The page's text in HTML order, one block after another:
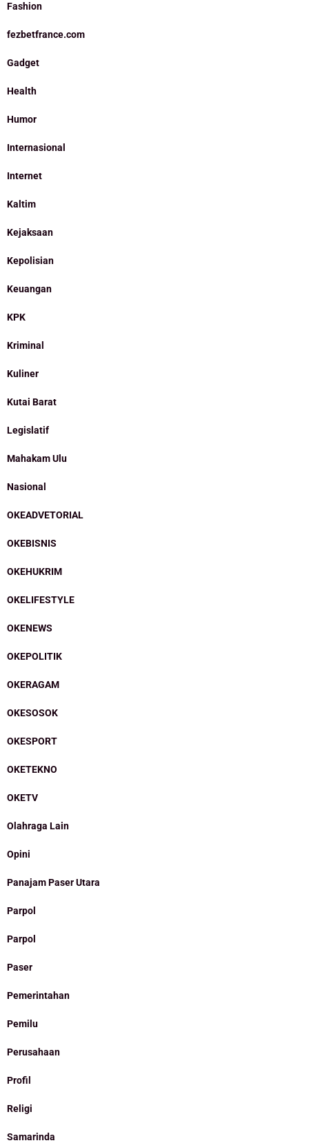
Fashion
fezbetfrance.com
Gadget
Health
Humor
Internasional
Internet
Kaltim
Kejaksaan
Kepolisian
Keuangan
KPK
Kriminal
Kuliner
Kutai Barat
Legislatif
Mahakam Ulu
Nasional
OKEADVETORIAL
OKEBISNIS
OKEHUKRIM
OKELIFESTYLE
OKENEWS
OKEPOLITIK
OKERAGAM
OKESOSOK
OKESPORT
OKETEKNO
OKETV
Olahraga Lain
Opini
Panajam Paser Utara
Parpol
Parpol
Paser
Pemerintahan
Pemilu
Perusahaan
Profil
Religi
Samarinda